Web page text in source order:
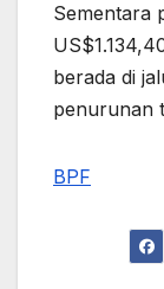
Sementara
berada di
penurunan
BPF